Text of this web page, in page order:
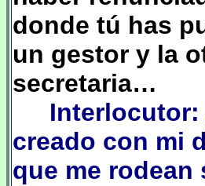
donde tú has
un gestor y la
secretaria…
Interlocutor:
creado con mi
que me rodean